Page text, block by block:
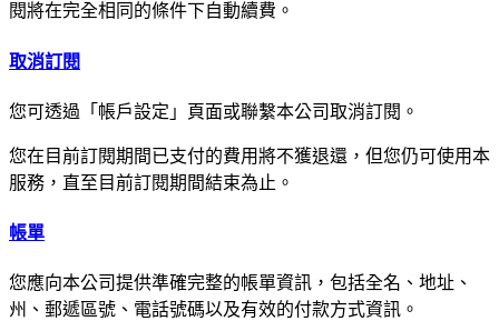
閱將在完全相同的條件下自動續費。
取消訂閱
您可透過「帳戶設定」頁面或聯繫本公司取消訂閱。
您在目前訂閱期間已支付的費用將不獲退還，但您仍可使用本
服務，直至目前訂閱期間結束為止。
帳單
您應向本公司提供準確完整的帳單資訊，包括全名、地址、
州、郵遞區號、電話號碼以及有效的付款方式資訊。